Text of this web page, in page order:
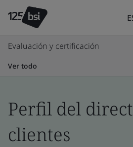
Evaluación y certificación
Ver todo
Perfil del
clientes